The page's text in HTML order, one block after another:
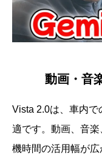
動画・音
Vista 2.0は、車内
適です。動画、音
機時間の活用幅が